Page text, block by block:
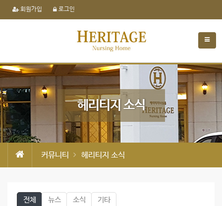
회원가입 로그인
헤리티지 소식
커뮤니티 헤리티지 소식
전체 뉴스 소식 기타